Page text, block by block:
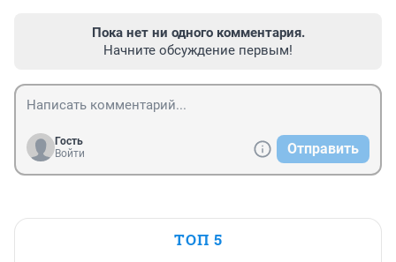
Пока нет ни одного комментария.
Начните обсуждение первым!
Гость
Войти
Отправить
ТОП 5